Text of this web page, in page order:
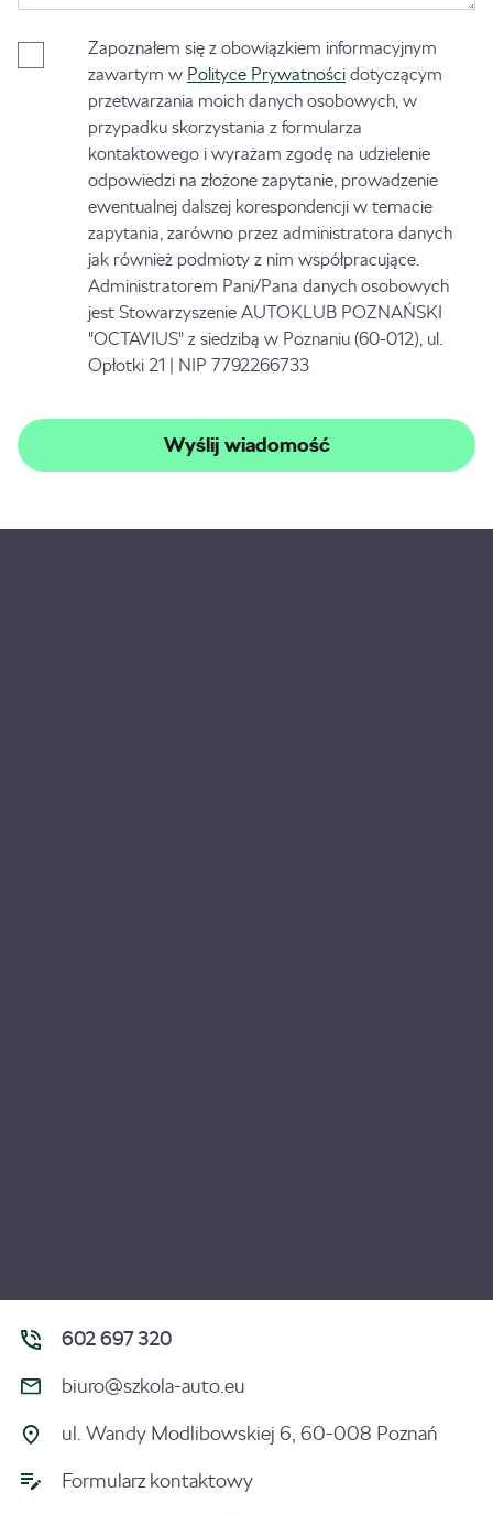
Zapoznałem się z obowiązkiem informacyjnym
zawartym w Polityce Prywatności dotyczącym
przetwarzania moich danych osobowych, w
przypadku skorzystania z formularza
kontaktowego i wyrażam zgodę na udzielenie
odpowiedzi na złożone zapytanie, prowadzenie
ewentualnej dalszej korespondencji w temacie
zapytania, zarówno przez administratora danych
jak również podmioty z nim współpracujące.
Administratorem Pani/Pana danych osobowych
jest Stowarzyszenie AUTOKLUB POZNAŃSKI
"OCTAVIUS" z siedzibą w Poznaniu (60-012), ul.
Opłotki 21 | NIP 7792266733
602 697 320
biuro@szkola-auto.eu
ul. Wandy Modlibowskiej 6, 60-008 Poznań
Formularz kontaktowy